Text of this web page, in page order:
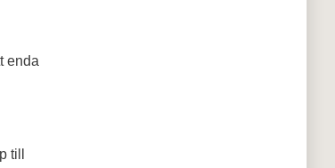
enda
till